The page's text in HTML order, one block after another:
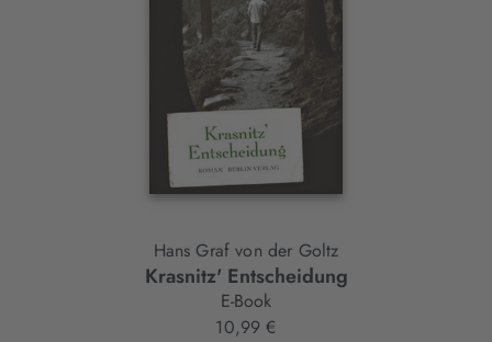
Hans Graf von der Goltz
Krasnitz' Entscheidung
E-Book
10,99 €